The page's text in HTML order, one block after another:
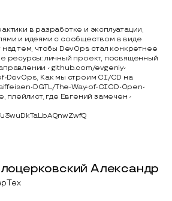
в разработке и эксплуатации,
и идеями с сообществом в виде
тем, чтобы DevOps стал конкретнее
ресурсы: личный проект, посвященный
- github.com/evgeniy-
DevOps, Как мы строим CI/CD на
DGTL/The-Way-of-CICD-Open-
плейлист, где Евгений замечен -
Александр